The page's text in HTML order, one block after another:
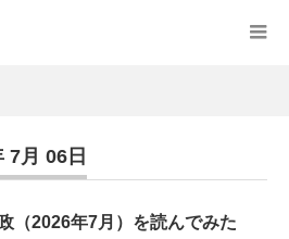
7月 06日
（2026年7月）を読んでみた